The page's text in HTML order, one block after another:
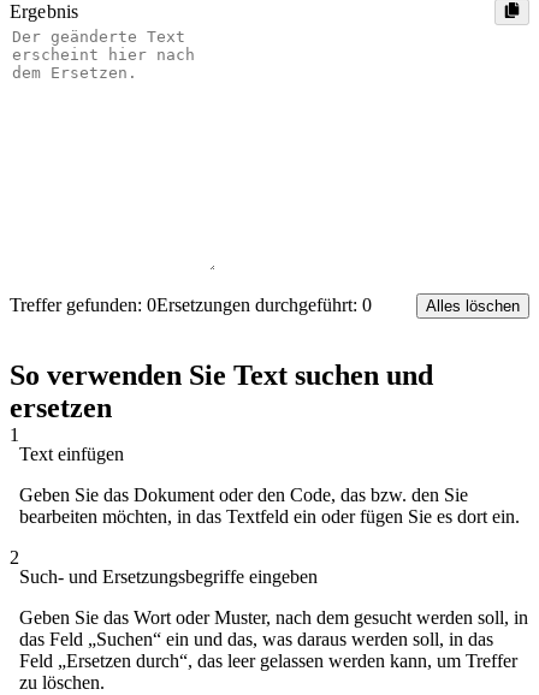
Ergebnis
Treffer gefunden: 0Ersetzungen durchgeführt: 0 Alles löschen
So verwenden Sie Text suchen und
ersetzen
1
Text einfügen
Geben Sie das Dokument oder den Code, das bzw. den Sie
bearbeiten möchten, in das Textfeld ein oder fügen Sie es dort ein.
2
Such- und Ersetzungsbegriffe eingeben
Geben Sie das Wort oder Muster, nach dem gesucht werden soll, in
das Feld „Suchen“ ein und das, was daraus werden soll, in das
Feld „Ersetzen durch“, das leer gelassen werden kann, um Treffer
zu löschen.